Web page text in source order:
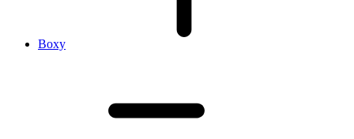
Boxy